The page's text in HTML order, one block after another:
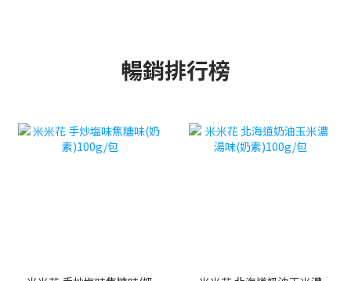
暢銷排行榜